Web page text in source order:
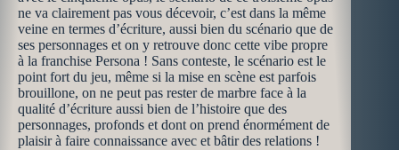
ne va clairement pas vous décevoir, c’est dans la même
veine en termes d’écriture, aussi bien du scénario que de
ses personnages et on y retrouve donc cette vibe propre
à la franchise Persona ! Sans conteste, le scénario est le
point fort du jeu, même si la mise en scène est parfois
brouillone, on ne peut pas rester de marbre face à la
qualité d’écriture aussi bien de l’histoire que des
personnages, profonds et dont on prend énormément de
plaisir à faire connaissance avec et bâtir des relations !